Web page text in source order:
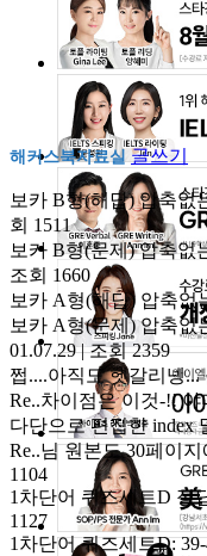
해커스북자료실 글쓰기
보카 B형(해답) 압축없
회 1511
보카 B형(문제) 압축없
조회 1660
보카 A형(해답) 압축없
보카 A형(문제) 압축없
01.07.29 | 조회 2359
쩝....아직도 헷갈리넹...
Re..차이점은 이것-!!야
다단으로 편집한 index
Re..님 원본도 30페이
1104
1차단어 퀴즈세트D 정
1127
1차단어 퀴즈세트D: